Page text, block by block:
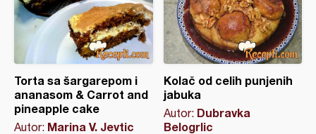
Torta sa šargarepom i
ananasom & Carrot and
pineapple cake
Autor: Marina V. Jevtic
Kolač od celih punjenih
jabuka
Autor: Dubravka
Belogrlic